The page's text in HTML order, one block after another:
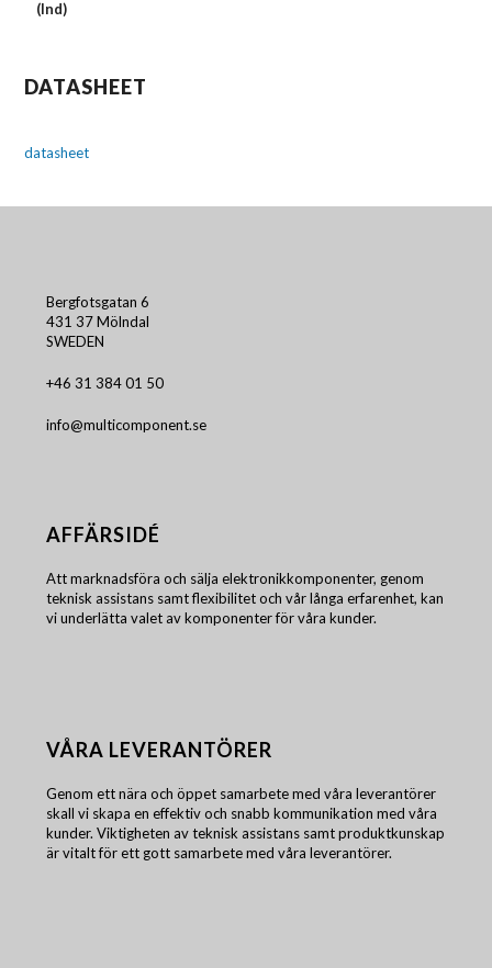
(Ind)
DATASHEET
datasheet
Bergfotsgatan 6
431 37 Mölndal
SWEDEN
+46 31 384 01 50
info@multicomponent.se
AFFÄRSIDÉ
Att marknadsföra och sälja elektronikkomponenter, genom
teknisk assistans samt flexibilitet och vår långa erfarenhet, kan
vi underlätta valet av komponenter för våra kunder.
VÅRA LEVERANTÖRER
Genom ett nära och öppet samarbete med våra leverantörer
skall vi skapa en effektiv och snabb kommunikation med våra
kunder. Viktigheten av teknisk assistans samt produktkunskap
är vitalt för ett gott samarbete med våra leverantörer.